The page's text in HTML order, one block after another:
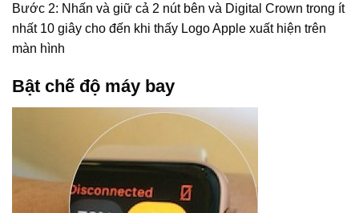
Bước 2: Nhấn và giữ cả 2 nút bên và Digital Crown trong ít
nhất 10 giây cho đến khi thấy Logo Apple xuất hiện trên
màn hình
Bật chế độ máy bay